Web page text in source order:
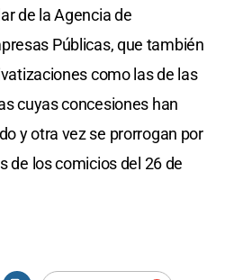
de la Agencia de
Públicas, que también
como las de las
cuyas concesiones han
y otra vez se prorrogan por
de los comicios del 26 de